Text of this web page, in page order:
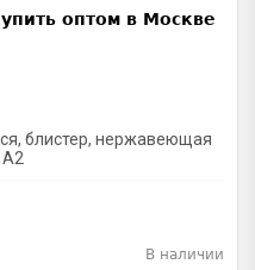
блистер, нержавеющая
В наличии